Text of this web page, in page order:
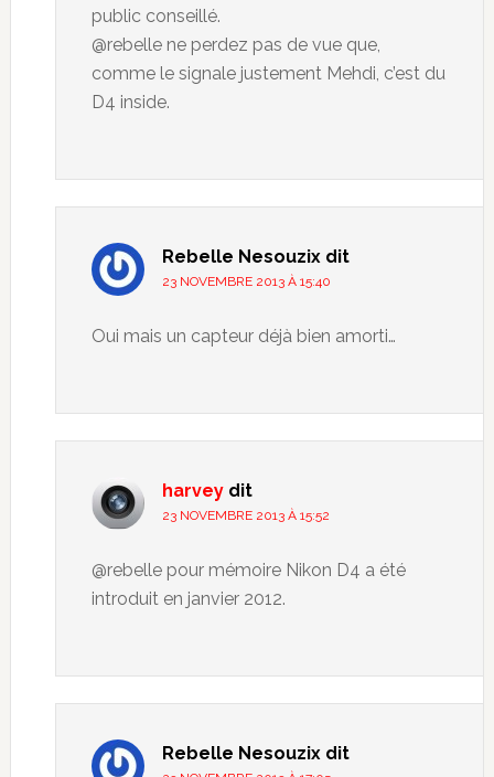
public conseillé.
@rebelle ne perdez pas de vue que,
comme le signale justement Mehdi, c’est du
D4 inside.
Rebelle Nesouzix dit
23 NOVEMBRE 2013 À 15:40
Oui mais un capteur déjà bien amorti…
harvey dit
23 NOVEMBRE 2013 À 15:52
@rebelle pour mémoire Nikon D4 a été
introduit en janvier 2012.
Rebelle Nesouzix dit